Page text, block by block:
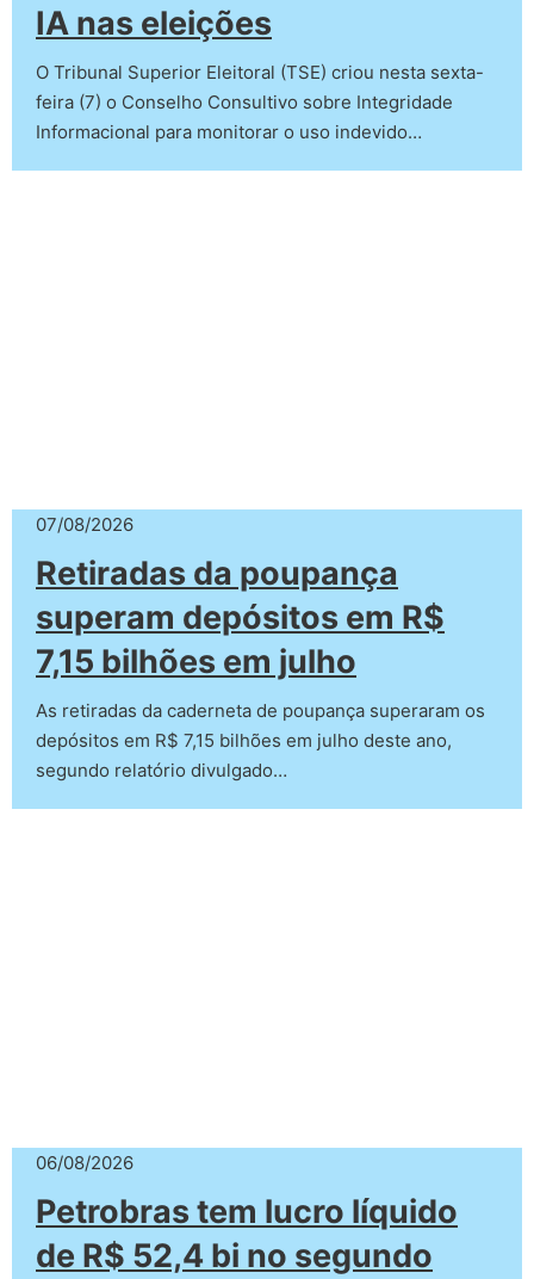
IA nas eleições
O Tribunal Superior Eleitoral (TSE) criou nesta sexta-
feira (7) o Conselho Consultivo sobre Integridade
Informacional para monitorar o uso indevido…
07/08/2026
Retiradas da poupança
superam depósitos em R$
7,15 bilhões em julho
As retiradas da caderneta de poupança superaram os
depósitos em R$ 7,15 bilhões em julho deste ano,
segundo relatório divulgado…
06/08/2026
Petrobras tem lucro líquido
de R$ 52,4 bi no segundo